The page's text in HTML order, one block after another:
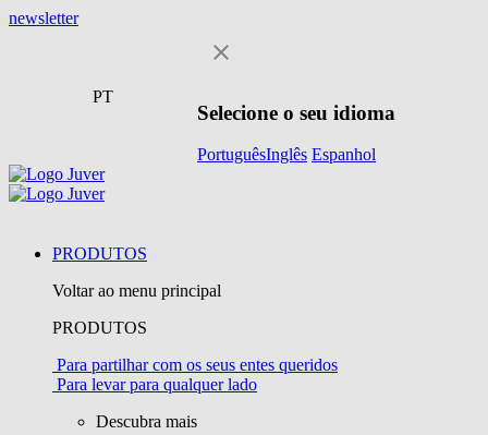
newsletter
PT
Selecione o seu idioma
PortuguêsInglês Espanhol
PRODUTOS
Voltar ao menu principal
PRODUTOS
Para partilhar com os seus entes queridos
Para levar para qualquer lado
Descubra mais